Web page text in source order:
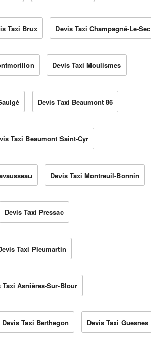
Taxi Brux Devis Taxi Champagné-Le-Sec
Devis Taxi Moulismes
Devis Taxi Beaumont 86
Taxi Beaumont Saint-Cyr
Devis Taxi Montreuil-Bonnin
Devis Taxi Pressac
Taxi Pleumartin
Taxi Asnières-Sur-Blour
Devis Taxi Berthegon Devis Taxi Guesnes